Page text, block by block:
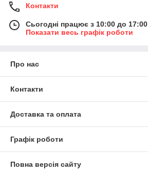
Контакти
Сьогодні працює з 10:00 до 17:00
Показати весь графік роботи
Про нас
Контакти
Доставка та оплата
Графік роботи
Повна версія сайту